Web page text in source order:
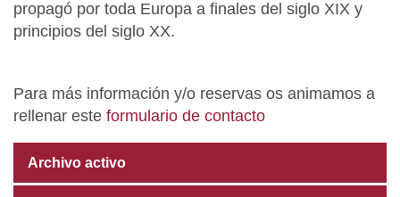
propagó por toda Europa a finales del siglo XIX y
principios del siglo XX.
Para más información y/o reservas os animamos a
rellenar este formulario de contacto
Archivo activo